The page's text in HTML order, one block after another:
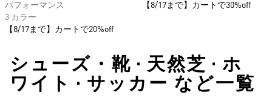
パフォーマンス
3 カラー
【8/17まで】カートで20%off
【8/17まで】カートで30%off
シューズ・靴 • 天然芝 • ホ
ワイト • サッカー など一覧